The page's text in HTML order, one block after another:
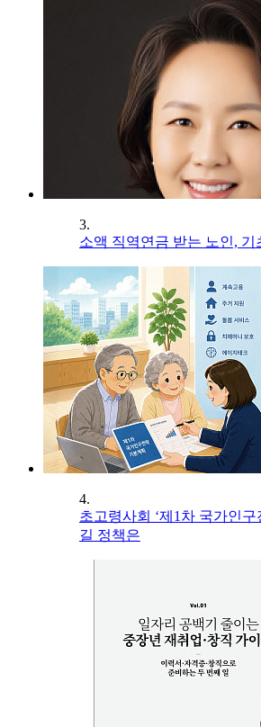
3.
소액 직역연금 받는 노인,
4.
초고령사회 ‘제1차 국가인
길 정책은